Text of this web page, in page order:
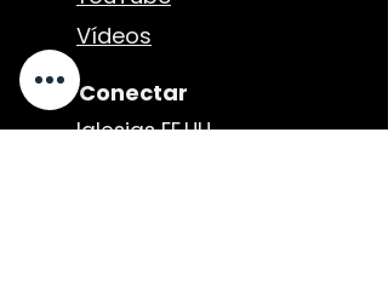
Vídeos
Conectar
Iglesias EE.UU.